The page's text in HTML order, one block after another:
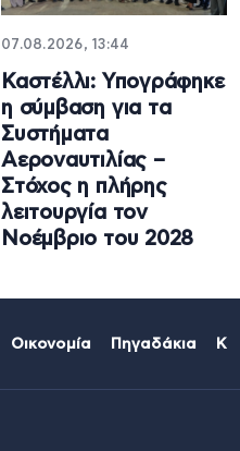
07.08.2026, 13:44
Καστέλλι: Υπογράφηκε
η σύμβαση για τα
Συστήματα
Αεροναυτιλίας –
Στόχος η πλήρης
λειτουργία τον
Νοέμβριο του 2028
Οικονομία Πηγαδάκια